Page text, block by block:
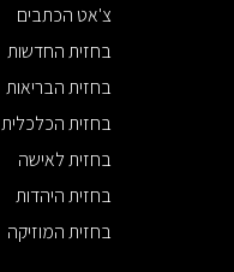
צ'אט הכתבים
בחזית החדשות
בחזית הבריאות
בחזית הכלכלית
בחזית לאישה
בחזית היהדות
בחזית המוזיקה